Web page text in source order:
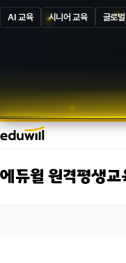
AI 교육 시니어 교육 글로
에듀윌 원격평생교